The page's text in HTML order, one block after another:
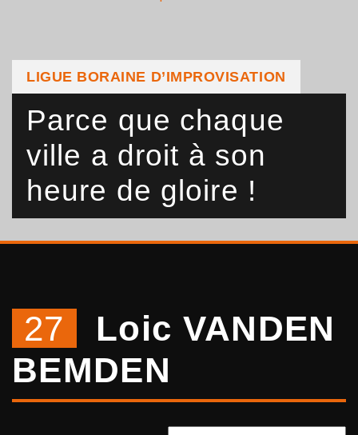
LIGUE BORAINE D’IMPROVISATION
Parce que chaque
ville a droit à son
heure de gloire !
27
Loic VANDEN
BEMDEN